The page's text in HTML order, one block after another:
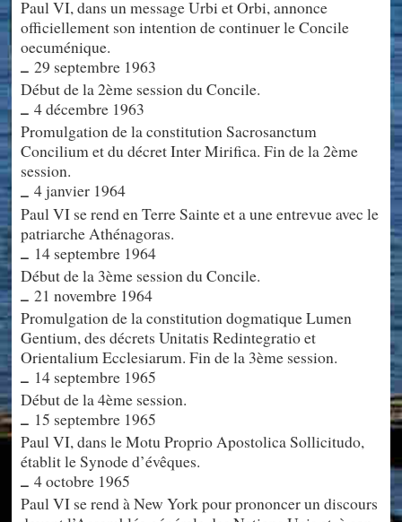
Paul VI, dans un message Urbi et Orbi, annonce
officiellement son intention de continuer le Concile
oecuménique.
– 29 septembre 1963
Début de la 2ème session du Concile.
– 4 décembre 1963
Promulgation de la constitution Sacrosanctum
Concilium et du décret Inter Mirifica. Fin de la 2ème
session.
– 4 janvier 1964
Paul VI se rend en Terre Sainte et a une entrevue avec le
patriarche Athénagoras.
– 14 septembre 1964
Début de la 3ème session du Concile.
– 21 novembre 1964
Promulgation de la constitution dogmatique Lumen
Gentium, des décrets Unitatis Redintegratio et
Orientalium Ecclesiarum. Fin de la 3ème session.
– 14 septembre 1965
Début de la 4ème session.
– 15 septembre 1965
Paul VI, dans le Motu Proprio Apostolica Sollicitudo,
établit le Synode d’évêques.
– 4 octobre 1965
Paul VI se rend à New York pour prononcer un discours